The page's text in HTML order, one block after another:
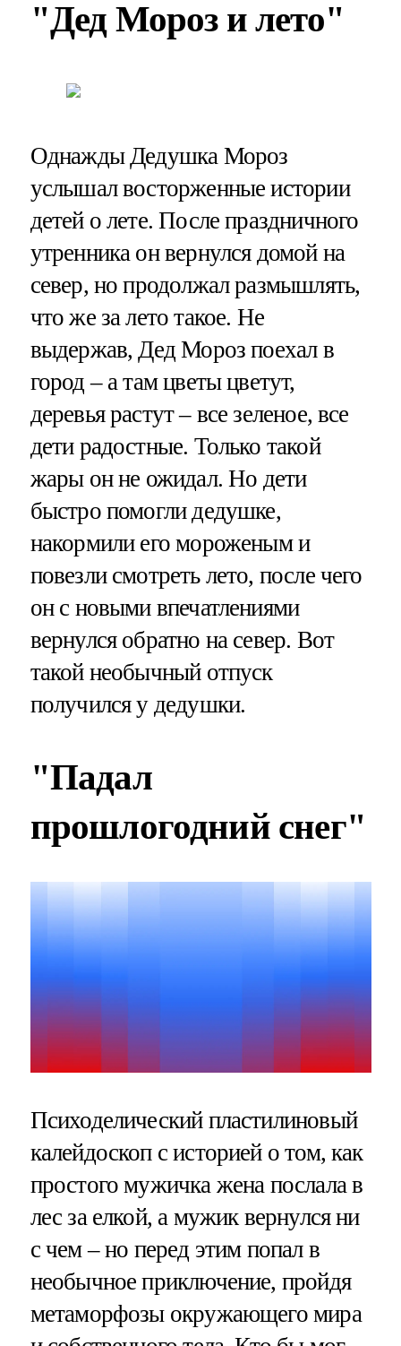
"Дед Мороз и лето"
Однажды Дедушка Мороз
услышал восторженные истории
детей о лете. После праздничного
утренника он вернулся домой на
север, но продолжал размышлять,
что же за лето такое. Не
выдержав, Дед Мороз поехал в
город – а там цветы цветут,
деревья растут – все зеленое, все
дети радостные. Только такой
жары он не ожидал. Но дети
быстро помогли дедушке,
накормили его мороженым и
повезли смотреть лето, после чего
он с новыми впечатлениями
вернулся обратно на север. Вот
такой необычный отпуск
получился у дедушки.
"Падал
прошлогодний снег"
Психоделический пластилиновый
калейдоскоп с историей о том, как
простого мужичка жена послала в
лес за елкой, а мужик вернулся ни
с чем – но перед этим попал в
необычное приключение, пройдя
метаморфозы окружающего мира